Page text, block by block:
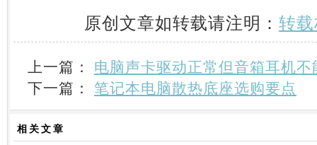
原创文章如转载请注明： 转
上一篇： 电脑声卡驱动正常但音箱耳机不
下一篇： 笔记本电脑散热底座选购要点
相关 文章